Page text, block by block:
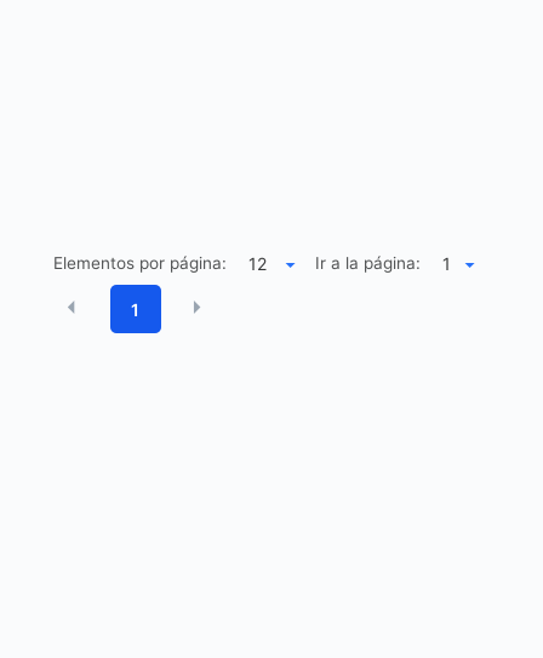
Elementos por página: Ir a la página:
1